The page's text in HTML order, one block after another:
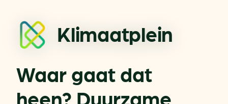
Klimaatplein
Waar gaat dat
heen? Duurzame